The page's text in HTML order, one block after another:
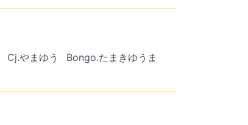
Cj.やまゆう
Bongo.たまきゆうま